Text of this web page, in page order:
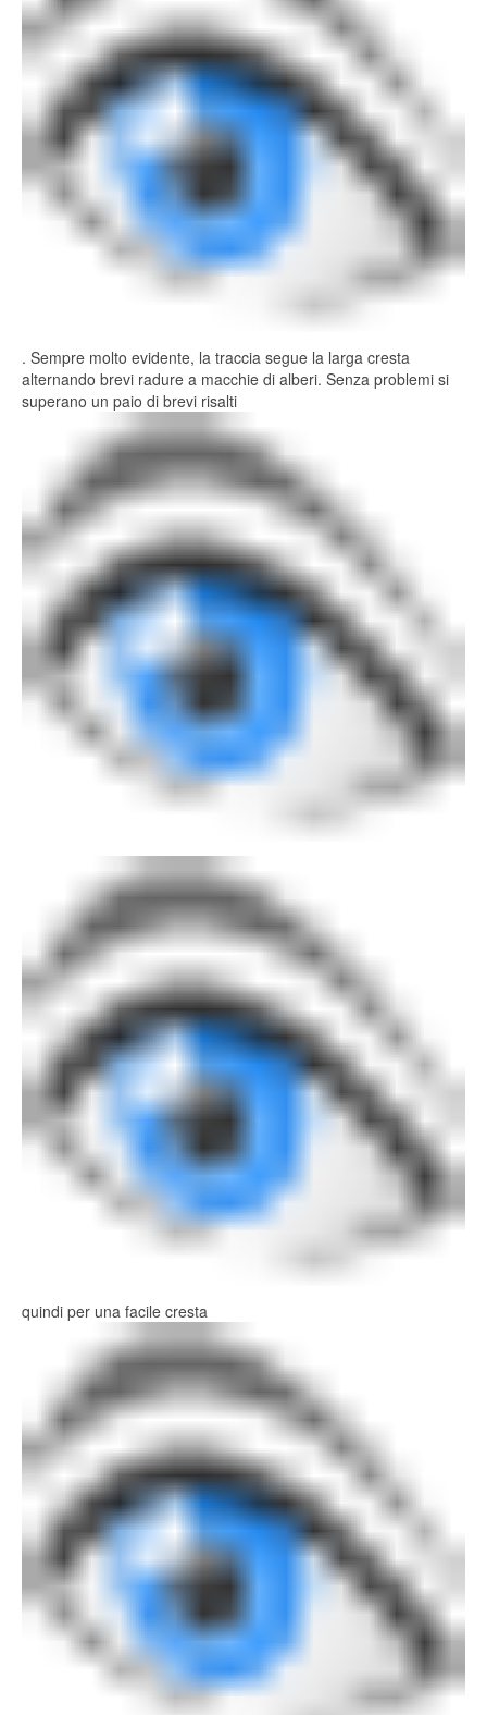
. Sempre molto evidente, la traccia segue la larga cresta
alternando brevi radure a macchie di alberi. Senza problemi si
superano un paio di brevi risalti
quindi per una facile cresta